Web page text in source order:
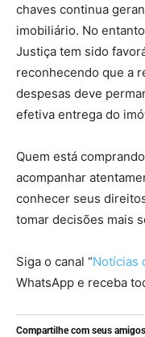
chaves continua
imobiliário. No
Justiça tem sido
reconhecendo que a
despesas deve
efetiva entrega do
Quem está
acompanhar
conhecer seus
tomar decisões mais
Siga o canal “Notícias
WhatsApp e receba
Compartilhe com seus